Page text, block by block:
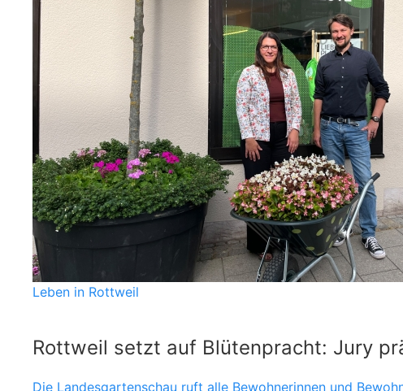
Leben in Rottweil
Rottweil setzt auf Blütenpracht: Jury
Die Landesgartenschau ruft alle Bewohnerinnen und